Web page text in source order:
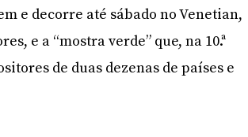
e decorre até sábado no Venetian,
e a “mostra verde” que, na 10.ª
de duas dezenas de países e